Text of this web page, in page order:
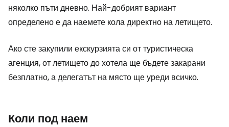
няколко пъти дневно. Най-добрият вариант
определено е да наемете кола директно на летището.
Ако сте закупили екскурзията си от туристическа
агенция, от летището до хотела ще бъдете закарани
безплатно, а делегатът на място ще уреди всичко.
Коли под наем